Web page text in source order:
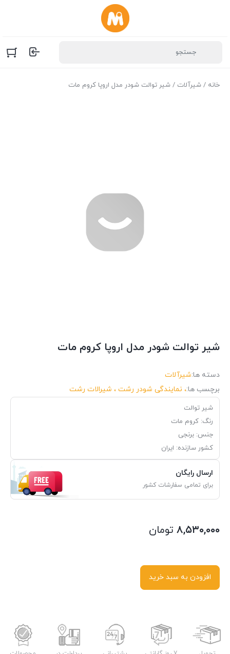
خانه / شیرآلات / شیر توالت شودر مدل اروپا کروم مات
شیر توالت شودر مدل اروپا کروم مات
دسته ها:شیرآلات
برچسب ها:، نمایندگی شودر رشت ، شیرالات رشت
شیر توالت
رنگ: کروم مات
جنس: برنجی
کشور سازنده: ایران
ارسال رایگان
برای تمامی سفارشات کشور
۸,۵۳۰,۰۰۰ تومان
افزودن به سبد خرید